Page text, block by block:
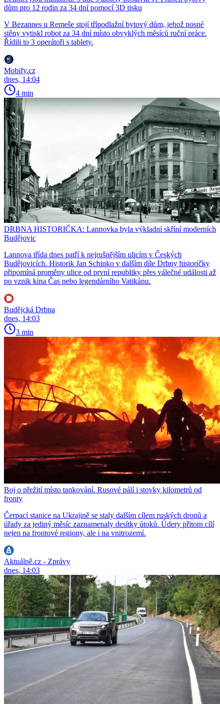
dům pro 12 rodin za 34 dní pomocí 3D tisku
V Bezannes u Remeše stojí třípodlažní bytový dům, jehož nosné
stěny vytiskl robot za 34 dní místo obvyklých měsíců ruční práce.
Řídili to 3 operátoři s tablety.
Mobify.cz
dnes, 14:04
4 min
DRBNA HISTORIČKA: Lannovka byla výkladní skříní moderních
Budějovic
Lannova třída dnes patří k nejrušnějším ulicím v Českých
Budějovicích. Historik Jan Schinko v dalším díle Drbny historičky
připomíná proměny ulice od první republiky přes válečné události až
po vznik kina Čas nebo legendárního Vatikánu.
Budějcká Drbna
dnes, 14:03
3 min
Boj o přežití místo tankování. Rusové pálí i stovky kilometrů od
fronty
Čerpací stanice na Ukrajině se staly dalším cílem ruských dronů a
úřady za jediný měsíc zaznamenaly desítky útoků. Údery přitom cílí
nejen na frontové regiony, ale i na vnitrozemí.
Aktuálně.cz - Zprávy
dnes, 14:03